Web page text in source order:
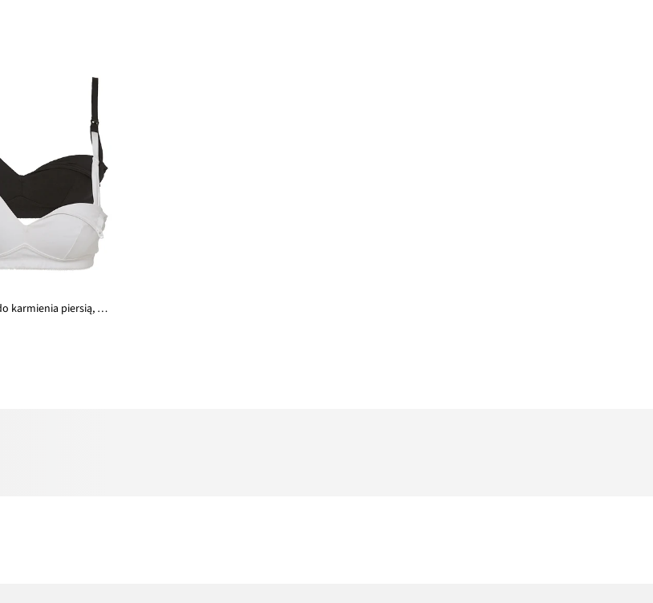
Biustonosz do karmienia piersią, bez fiszbinów, z bawełny organicznej (2 szt.)